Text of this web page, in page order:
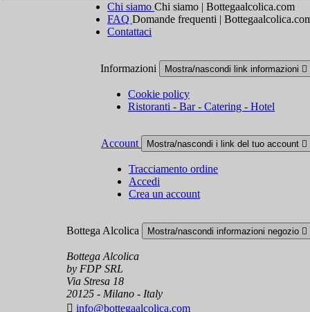
Chi siamo Chi siamo | Bottegaalcolica.com
FAQ Domande frequenti |
Contattaci
Informazioni Mostra/nascondi link informazioni 
Cookie policy
Ristoranti - Bar - Catering - Hotel
Account Mostra/nascondi i link del tuo account 
Tracciamento ordine
Accedi
Crea un account
Bottega Alcolica Mostra/nascondi informazioni negozio 
Bottega Alcolica
by FDP SRL
Via Stresa 18
20125 - Milano - Italy
 info@bottegaalcolica.com